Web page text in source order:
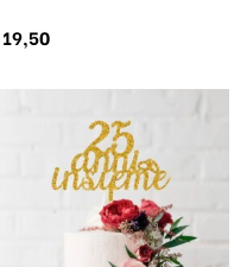
19,50